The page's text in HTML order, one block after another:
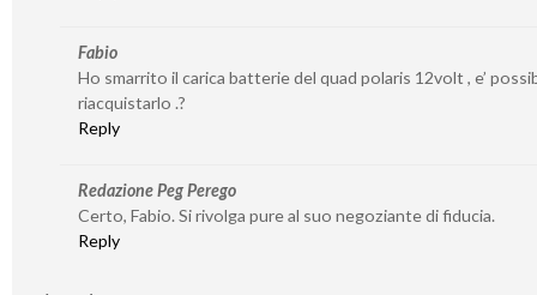
Fabio
Ho smarrito il carica batterie del quad polaris 12volt , e’
riacquistarlo .?
Reply
Redazione Peg Perego
Certo, Fabio. Si rivolga pure al suo negoziante di fiducia.
Reply